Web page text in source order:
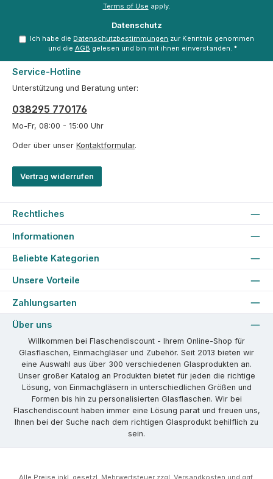
Terms of Use apply.
Datenschutz
Ich habe die Datenschutzbestimmungen zur Kenntnis genommen
und die AGB gelesen und bin mit ihnen einverstanden. *
Service-Hotline
Unterstützung und Beratung unter:
038295 770176
Mo-Fr, 08:00 - 15:00 Uhr
Oder über unser Kontaktformular.
Vertrag widerrufen
Rechtliches
Informationen
Beliebte Kategorien
Unsere Vorteile
Zahlungsarten
Über uns
Willkommen bei Flaschendiscount - Ihrem Online-Shop für
Glasflaschen, Einmachgläser und Zubehör. Seit 2013 bieten wir
eine Auswahl aus über 300 verschiedenen Glasprodukten an.
Unser großer Katalog an Produkten bietet für jeden die richtige
Lösung, von Einmachgläsern in unterschiedlichen Größen und
Formen bis hin zu personalisierten Glasflaschen. Wir bei
Flaschendiscount haben immer eine Lösung parat und freuen uns,
Ihnen bei der Suche nach dem richtigen Glasprodukt behilflich zu
sein.
Alle Preise inkl. gesetzl. Mehrwertsteuer zzgl. Versandkosten und ggf.